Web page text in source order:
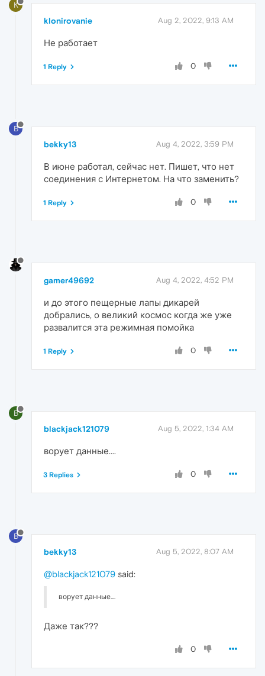
K
klonirovanie Aug 2, 2022, 9:13 AM
Не работает
0
1 Reply
B
bekky13 Aug 4, 2022, 3:59 PM
В июне работал, сейчас нет. Пишет, что нет
соединения с Интернетом. На что заменить?
0
1 Reply
gamer49692 Aug 4, 2022, 4:52 PM
и до этого пещерные лапы дикарей
добрались, о великий космос когда же уже
развалится эта режимная помойка
0
1 Reply
B
blackjack121079 Aug 5, 2022, 1:34 AM
ворует данные....
0
3 Replies
B
bekky13 Aug 5, 2022, 8:07 AM
@blackjack121079 said:
ворует данные....
Даже так???
0